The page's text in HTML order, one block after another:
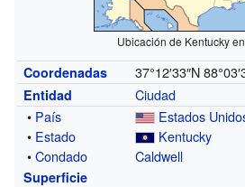
Ubicación de Kentucky
Coordenadas 37°12′33″N
Entidad
Ciudad
• País
Estados
• Estado
Kentucky
•Condado Caldwell
Superficie